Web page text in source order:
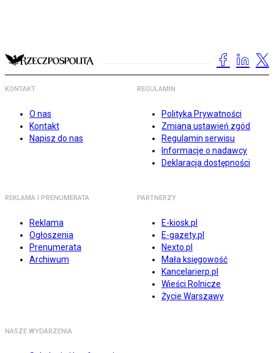
KONTAKT
O nas
Kontakt
Napisz do nas
REGULAMIN
Polityka Prywatności
Zmiana ustawień zgód
Regulamin serwisu
Informacje o nadawcy
Deklaracja dostępności
REKLAMA I PRENUMERATA
Reklama
Ogłoszenia
Prenumerata
Archiwum
PARTNERZY
E-kiosk.pl
E-gazety.pl
Nexto.pl
Mała księgowość
Kancelarierp.pl
Wieści Rolnicze
Życie Warszawy
NASZE WYDARZENIA